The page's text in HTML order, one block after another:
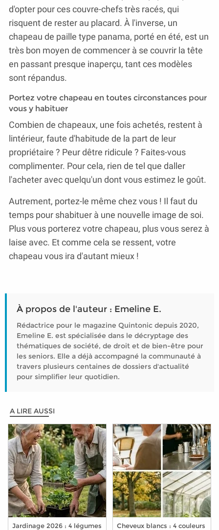
d'opter pour ces couvre-chefs très racés, qui
risquent de rester au placard. À l'inverse, un
chapeau de paille type panama, porté en été, est un
très bon moyen de commencer à se couvrir la tête
en passant presque inaperçu, tant ces modèles
sont répandus.
Portez votre chapeau en toutes circonstances pour
vous y habituer
Combien de chapeaux, une fois achetés, restent à
lintérieur, faute d'habitude de la part de leur
propriétaire ? Peur dêtre ridicule ? Faites-vous
complimenter. Pour cela, rien de tel que daller
l'acheter avec quelqu'un dont vous estimez le goût.
Autrement, portez-le même chez vous ! Il faut du
temps pour shabituer à une nouvelle image de soi.
Plus vous porterez votre chapeau, plus vous serez à
laise avec. Et comme cela se ressent, votre
chapeau vous ira d'autant mieux !
À propos de l'auteur : Emeline E.
Rédactrice pour le magazine Quintonic depuis 2020,
Emeline E. est spécialisée dans le décryptage des
thématiques de société, de droit et de bien-être pour
les seniors. Elle a déjà accompagné la communauté à
travers plusieurs centaines de dossiers d'actualité
pour simplifier leur quotidien.
A LIRE AUSSI
Jardinage 2026 : 4 légumes
Cheveux blancs : 4 couleurs